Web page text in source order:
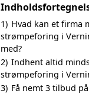
1) Hvad kan et firma
strømpeforing i
med?
2) Indhent altid
strømpeforing i
3) Få nemt 3 tilbud på